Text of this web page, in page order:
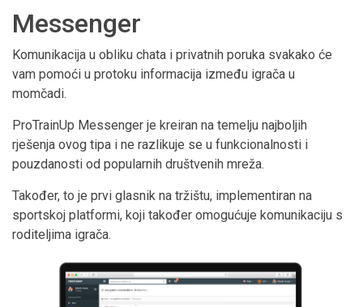
Messenger
Komunikacija u obliku chata i privatnih poruka svakako će
vam pomoći u protoku informacija između igrača u
momčadi.
ProTrainUp Messenger je kreiran na temelju najboljih
rješenja ovog tipa i ne razlikuje se u funkcionalnosti i
pouzdanosti od popularnih društvenih mreža.
Također, to je prvi glasnik na tržištu, implementiran na
sportskoj platformi, koji također omogućuje komunikaciju s
roditeljima igrača.